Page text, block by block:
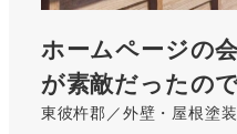
ホームページの
が素敵だったの
東彼杵郡／外壁・屋根塗装